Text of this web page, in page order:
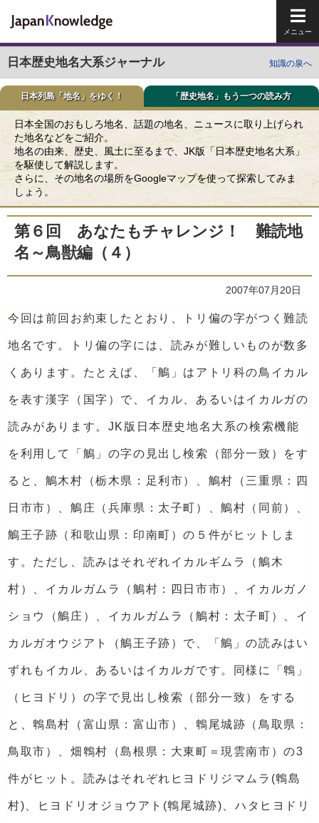
日本歴史地名大系ジャーナル 知識の泉へ
日本列島「地名」をゆく！ 「歴史地名」もう一つの読み方
日本全国のおもしろ地名、話題の地名、ニュースに取り上げられ
た地名などをご紹介。
地名の由来、歴史、風土に至るまで、JK版「日本歴史地名大系」
を駆使して解説します。
さらに、その地名の場所をGoogleマップを使って探索してみま
しょう。
第６回 あなたもチャレンジ！ 難読地
名～鳥獣編（４）
2007年07月20日
今回は前回お約束したとおり、トリ偏の字がつく難読
地名です。トリ偏の字には、読みが難しいものが数多
くあります。たとえば、「鵤」はアトリ科の鳥イカル
を表す漢字（国字）で、イカル、あるいはイカルガの
読みがあります。JK版日本歴史地名大系の検索機能
を利用して「鵤」の字の見出し検索（部分一致）をす
ると、鵤木村（栃木県：足利市）、鵤村（三重県：四
日市市）、鵤庄（兵庫県：太子町）、鵤村（同前）、
鵤王子跡（和歌山県：印南町）の５件がヒットしま
す。ただし、読みはそれぞれイカルギムラ（鵤木
村）、イカルガムラ（鵤村：四日市市）、イカルガノ
ショウ（鵤庄）、イカルガムラ（鵤村：太子町）、イ
カルガオウジアト（鵤王子跡）で、「鵤」の読みはい
ずれもイカル、あるいはイカルガです。同様に「鵯」
（ヒヨドリ）の字で見出し検索（部分一致）をする
と、鵯島村（富山県：富山市）、鵯尾城跡（鳥取県：
鳥取市）、畑鵯村（島根県：大東町＝現雲南市）の3
件がヒット。読みはそれぞれヒヨドリジマムラ(鵯島
村)、ヒヨドリオジョウアト(鵯尾城跡)、ハタヒヨドリ